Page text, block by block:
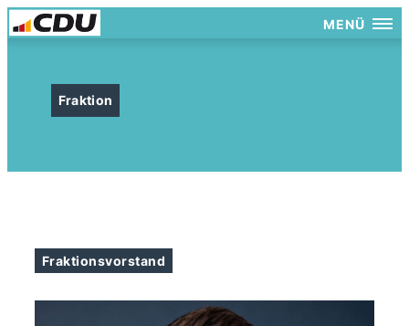
MENÜ
Fraktion
Fraktionsvorstand